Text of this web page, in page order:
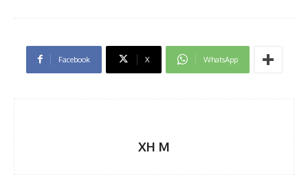
Facebook X WhatsApp
XH M